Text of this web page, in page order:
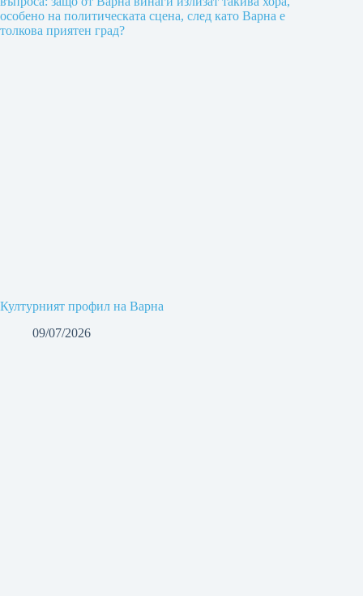
Културният профил на Варна
09/07/2026